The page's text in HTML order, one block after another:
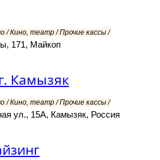
/ Кино, театр / Прочие кассы /
171, Майкоп
Камызяк
/ Кино, театр / Прочие кассы /
ул., 15А, Камызяк, Россия